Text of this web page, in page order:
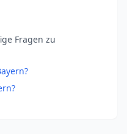
Fragen zu